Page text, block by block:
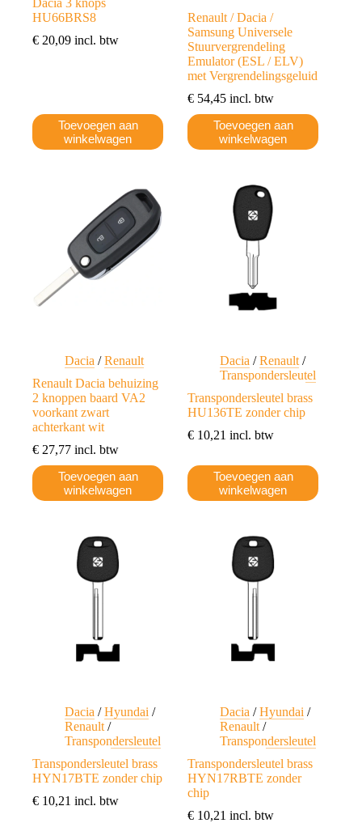
HU66BRS8
€ 20,09 incl. btw
Toevoegen aan
winkelwagen
Renault / Dacia /
Samsung Universele
Stuurvergrendeling
Emulator (ESL / ELV)
met Vergrendelingsgeluid
€ 54,45 incl. btw
Toevoegen aan
winkelwagen
Dacia /Renault
Renault Dacia behuizing
2 knoppen baard VA2
voorkant zwart
achterkant wit
€ 27,77 incl. btw
Toevoegen aan
winkelwagen
Dacia /Renault /
Transpondersleutel
Transpondersleutel brass
HU136TE zonder chip
€ 10,21 incl. btw
Toevoegen aan
winkelwagen
Dacia /Hyundai /
Renault /
Transpondersleutel
Transpondersleutel brass
HYN17BTE zonder chip
€ 10,21 incl. btw
Dacia /Hyundai /
Renault /
Transpondersleutel
Transpondersleutel brass
HYN17RBTE zonder
chip
€ 10,21 incl. btw